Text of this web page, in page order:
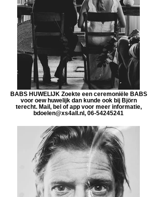
BABS HUWELIJK Zoekte een ceremoniële BABS
voor oew huwelijk dan kunde ook bij Björn
terecht. Mail, bel of app voor meer informatie,
bdoelen@xs4all.nl, 06-54245241